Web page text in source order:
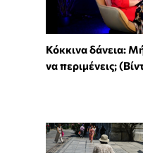
Κόκκινα δάνεια:
να περιμένεις;